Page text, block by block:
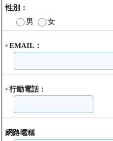
性別：
男
女
* EMAIL：
*行動電話：
網路暱稱